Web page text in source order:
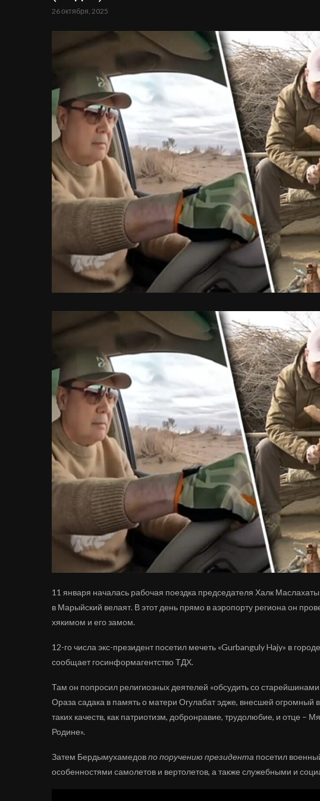
26 октября, 2025
11 января началась рабочая поездка председателя Халк
в Марыйский велаят. В этот день прямо в аэропорту региона он
хякимом и его замом.
12-го числа экс-президент посетил мечеть «Gurbanguly Hajy» в
сообщает госинформагентство ТДХ.
Там он попросил религиозных деятелей «обсудить со
Ораза садака в память о матери Огулабат эдже, внесшей огромный
таких качеств, как патриотизм, добронравие, трудолюбие, и отце –
Родине».
Затем Бердымухамедовпо поручению президента посетил
особенностями самолетов и вертолетов, а также служебными и